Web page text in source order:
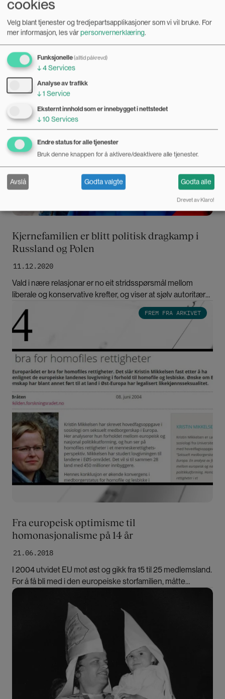
likestillingsargumenter side om side, skriver professor i
sosiologi Katrine Fangen i en nylig publisert artikkel om
kjønn og antiislamske holdninger i sosiale medier.
11.12.2020
Kjernefamilien er blitt politisk dragkamp i
Russland og Polen
Vald i nære relasjonar er no eit stridsspørsmål mellom
liberale og konservative krefter, og viser at sjølv autoritære
styresmakter må ta omsyn til folkemeininga.
Bilde
21.06.2018
Fra europeisk optimisme til
homonasjonalisme på 14 år
I 2004 utvidet EU mot øst og gikk fra 15 til 25 medlemsland.
For å få bli med i den europeiske storfamilien, måtte
postkommunistiske land reformere diskrimineringslovene
sine. «– EU bra for homofiles rettigheter», kunne man lese
Bilde
FREM FRA ARKIVET
Bilde
cookies
Velg blant tjenester og tredjepartsapplikasjoner som vi vil bruke. For
mer informasjon, les vårpersonvernerklæring.
Funksjonelle(alltid påkrevd)
↓4Services
Analyse av trafikk
↓1 Service
Eksternt innhold som er innebygget i nettstedet
↓10 Services
Endre status for alle tjenester
Bruk denne knappen for å aktivere/deaktivere alle tjenester.
Avslå Godta valgte Godta alle
Drevet av Klaro!